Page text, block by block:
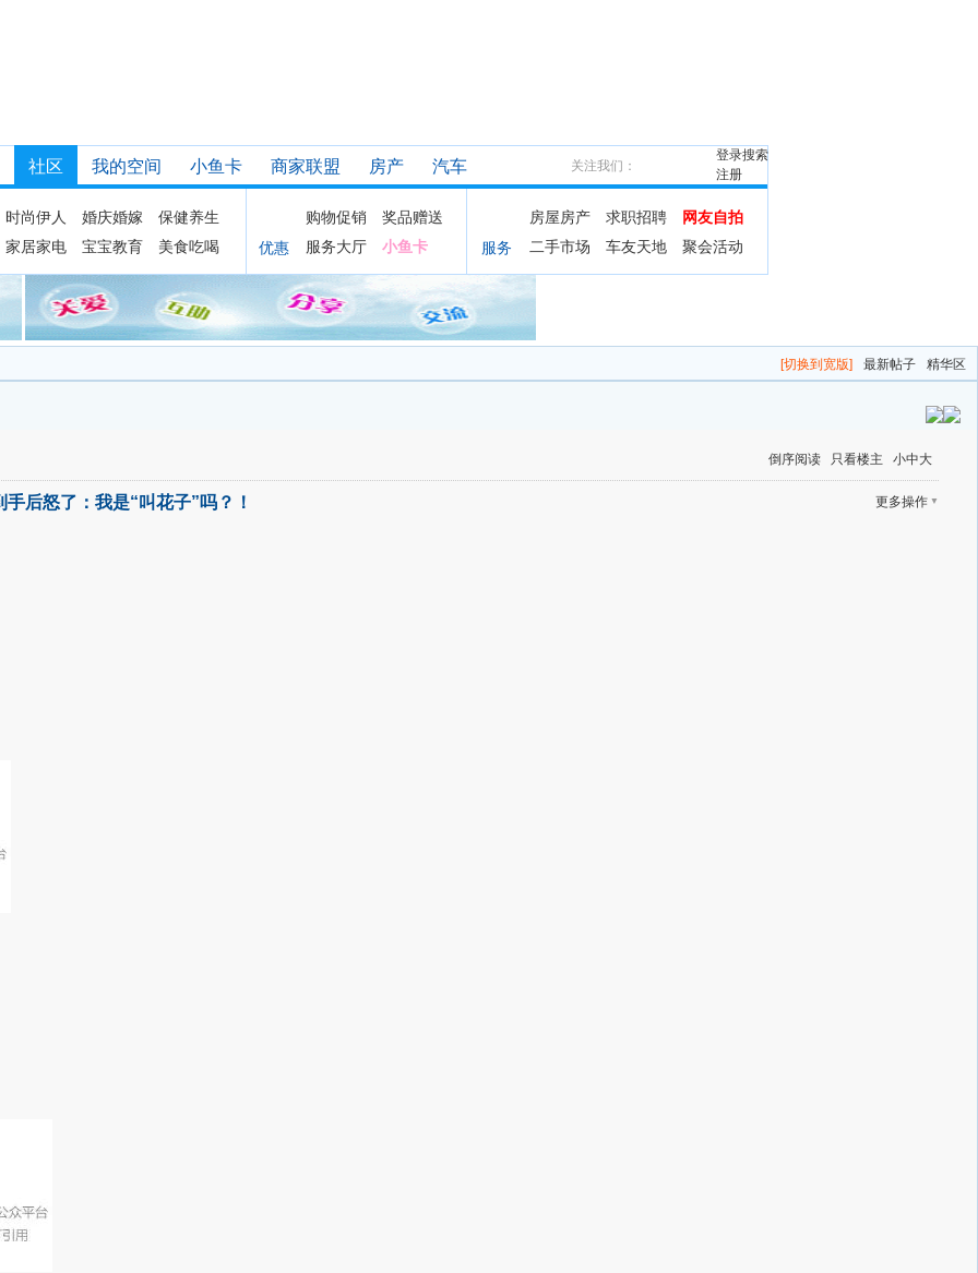
搜索
登录
注册
社区 我的空间 小鱼卡 商家联盟 房产 汽车 关注我们：
时尚伊人 婚庆婚嫁
保健养生
家居家电
宝宝教育 美食吃喝 优惠
购物促销
奖品赠送
服务大厅
小鱼卡 服务
房屋房产 求职招聘
网友自拍
二手市场
车友天地 聚会活动
[切换到宽版] 最新帖子 精华区
倒序阅读 只看楼主 小中大
更多操作 ▼
后怒了：我是“叫花子”吗？！